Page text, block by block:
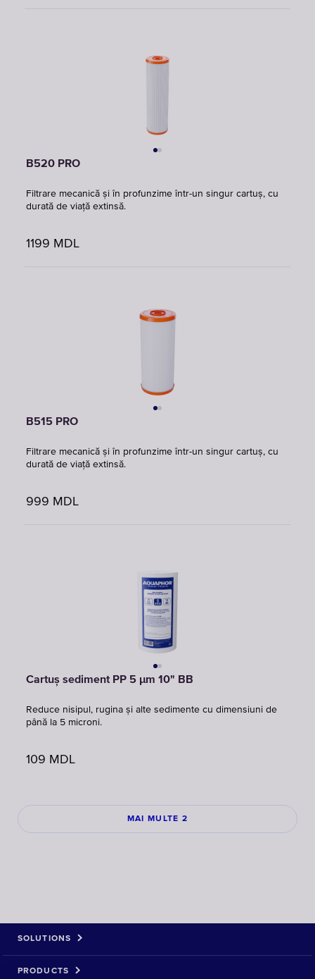
B520 PRO
Filtrare mecanică și în profunzime într-un singur cartuș, cu
durată de viață extinsă.
1199 MDL
B515 PRO
Filtrare mecanică și în profunzime într-un singur cartuș, cu
durată de viață extinsă.
999 MDL
Cartuș sediment PP 5 μm 10" BB
Reduce nisipul, rugina și alte sedimente cu dimensiuni de
până la 5 microni.
109 MDL
MAI MULTE 2
SOLUTIONS
PRODUCTS